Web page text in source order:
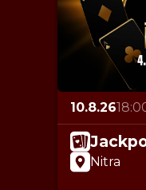
10.8.26
Nitra